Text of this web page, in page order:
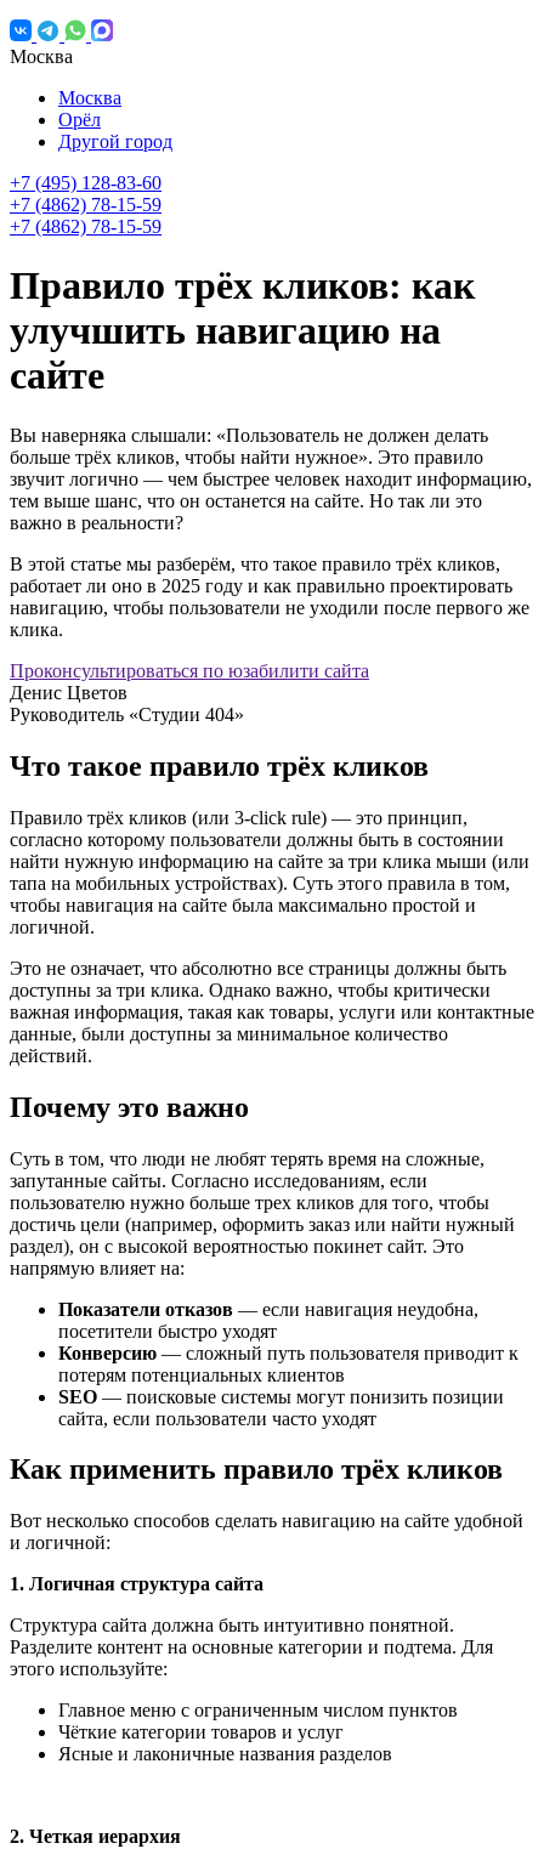
Москва
Москва
Орёл
Другой город
+7 (495) 128-83-60
+7 (4862) 78-15-59
+7 (4862) 78-15-59
Правило трёх кликов: как
улучшить навигацию на
сайте
Вы наверняка слышали: «Пользователь не должен делать
больше трёх кликов, чтобы найти нужное». Это правило
звучит логично — чем быстрее человек находит информацию,
тем выше шанс, что он останется на сайте. Но так ли это
важно в реальности?
В этой статье мы разберём, что такое правило трёх кликов,
работает ли оно в 2025 году и как правильно проектировать
навигацию, чтобы пользователи не уходили после первого же
клика.
Проконсультироваться по юзабилити сайта
Денис Цветов
Руководитель «Студии 404»
Что такое правило трёх кликов
Правило трёх кликов (или 3-click rule) — это принцип,
согласно которому пользователи должны быть в состоянии
найти нужную информацию на сайте за три клика мыши (или
тапа на мобильных устройствах). Суть этого правила в том,
чтобы навигация на сайте была максимально простой и
логичной.
Это не означает, что абсолютно все страницы должны быть
доступны за три клика. Однако важно, чтобы критически
важная информация, такая как товары, услуги или контактные
данные, были доступны за минимальное количество
действий.
Почему это важно
Суть в том, что люди не любят терять время на сложные,
запутанные сайты. Согласно исследованиям, если
пользователю нужно больше трех кликов для того, чтобы
достичь цели (например, оформить заказ или найти нужный
раздел), он с высокой вероятностью покинет сайт. Это
напрямую влияет на:
Показатели отказов — если навигация неудобна,
посетители быстро уходят
Конверсию — сложный путь пользователя приводит к
потерям потенциальных клиентов
SEO — поисковые системы могут понизить позиции
сайта, если пользователи часто уходят
Как применить правило трёх кликов
Вот несколько способов сделать навигацию на сайте удобной
и логичной:
1. Логичная структура сайта
Структура сайта должна быть интуитивно понятной.
Разделите контент на основные категории и подтема. Для
этого используйте:
Главное меню с ограниченным числом пунктов
Чёткие категории товаров и услуг
Ясные и лаконичные названия разделов
2. Четкая иерархия